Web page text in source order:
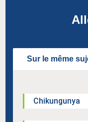
Sur le même
Chikungunya